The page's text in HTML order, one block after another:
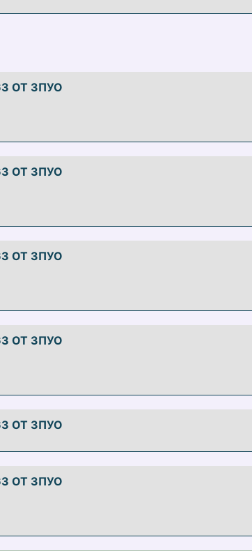
ОТ ЗПУО
ОТ ЗПУО
ОТ ЗПУО
ОТ ЗПУО
ОТ ЗПУО
ОТ ЗПУО